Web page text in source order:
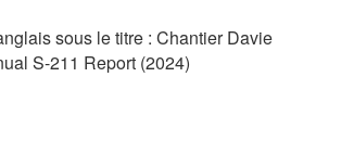
sous le titre : Chantier Davie
S-211 Report (2024)